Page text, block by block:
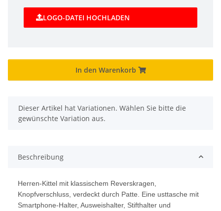
LOGO-DATEI HOCHLADEN
In den Warenkorb
x
Dieser Artikel hat Variationen. Wählen Sie bitte die
gewünschte Variation aus.
Beschreibung
Herren-Kittel mit klassischem Reverskragen,
Knopfverschluss, verdeckt durch Patte. Eine usttasche mit
Smartphone-Halter, Ausweishalter, Stifthalter und